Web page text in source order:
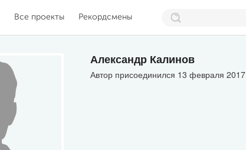
Все проекты Рекордсмены
Александр Калинов
Автор присоединился 13 февраля 2017